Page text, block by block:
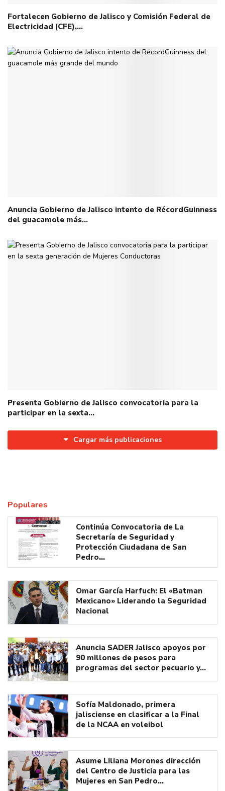
Fortalecen Gobierno de Jalisco y Comisión Federal de
Electricidad (CFE),…
Anuncia Gobierno de Jalisco intento de RécordGuinness
del guacamole más…
Presenta Gobierno de Jalisco convocatoria para la
participar en la sexta…
Cargar más publicaciones
Populares
Continúa Convocatoria de La
Secretaría de Seguridad y
Protección Ciudadana de San
Pedro…
Omar García Harfuch: El «Batman
Mexicano» Liderando la Seguridad
Nacional
Anuncia SADER Jalisco apoyos por
90 millones de pesos para
programas del sector pecuario y…
Sofía Maldonado, primera
jalisciense en clasificar a la Final
de la NCAA en voleibol
Asume Liliana Morones dirección
del Centro de Justicia para las
Mujeres en San Pedro…